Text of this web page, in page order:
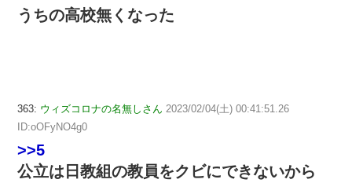
うちの高校無くなった
363: ウィズコロナの名無しさん 2023/02/04(土) 00:41:51.26
ID:oOFyNO4g0
>>5
公立は日教組の教員をクビにできないから